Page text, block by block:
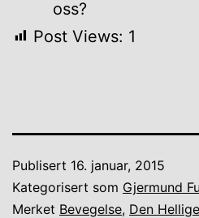
oss?
Post Views: 1
Publisert 16. januar, 2015
Kategorisert som Gjermund
Merket Bevegelse, Den